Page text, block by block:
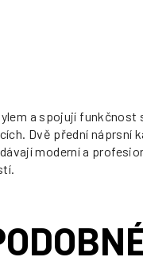
a spojují
Dvě přední náprsní
moderní a